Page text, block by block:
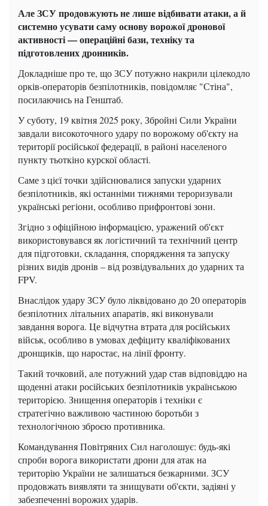
Але ЗСУ продовжують не лише відбивати атаки, а й
системно усувати саму основу ворожої дронової
активності — операційні бази, техніку та
підготовлених дронників.
Докладніше про те, що ЗСУ потужно накрили цілекодло
орків-операторів безпілотників, повідомляє "Стіна",
посилаючись на Генштаб.
У суботу, 19 квітня 2025 року, Збройні Сили України
завдали високоточного удару по ворожому об'єкту на
території російської федерації, в районі населеного
пункту тьоткіно курскої області.
Саме з цієї точки здійснювалися запуски ударних
безпілотників, які останніми тижнями тероризували
українські регіони, особливо прифронтові зони.
Згідно з офіційною інформацією, уражений об'єкт
використовувався як логістичний та технічний центр
для підготовки, складання, спорядження та запуску
різних видів дронів – від розвідувальних до ударних та
FPV.
Внаслідок удару ЗСУ було ліквідовано до 20 операторів
безпілотних літальних апаратів, які виконували
завдання ворога. Це відчутна втрата для російських
військ, особливо в умовах дефіциту кваліфікованих
дронщиків, що наростає, на лінії фронту.
Такий точковий, але потужний удар став відповіддю на
щоденні атаки російських безпілотників українською
територією. Знищення операторів і техніки є
стратегічно важливою частиною боротьби з
технологічною зброєю противника.
Командування Повітряних Сил наголошує: будь-які
спроби ворога використати дрони для атак на
територію України не залишаться безкарними. ЗСУ
продовжать виявляти та знищувати об'єкти, задіяні у
забезпеченні ворожих ударів.